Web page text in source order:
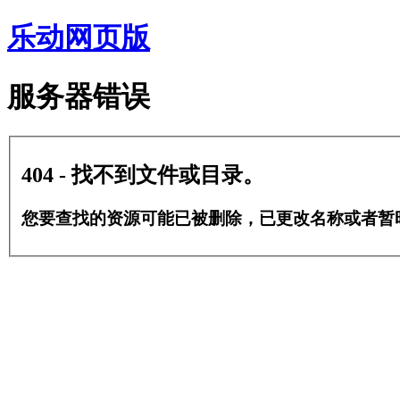
乐动网页版
服务器错误
404 - 找不到文件或目录。
您要查找的资源可能已被删除，已更改名称或者暂